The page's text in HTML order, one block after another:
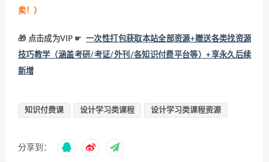
卖！ ）
🎁 点击成为VIP ☛ 一次性打包获取本站全部资源+赠送各类找资源
技巧教学（涵盖考研/考证/外刊/各知识付费平台等）+享永久后续
新增
知识付费课 设计学习类课程 设计学习类课程资源
分享到：